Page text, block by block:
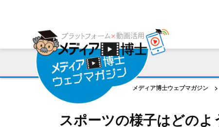
ットフォーム
編集ツール
用会社様の声
ラットフォーム事例
ンサルティング・サポート
役立ち資料
メディア博士ウェブマガジン >
スポーツの様子はどの